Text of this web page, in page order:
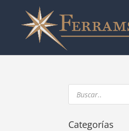
Products
search
Categorías